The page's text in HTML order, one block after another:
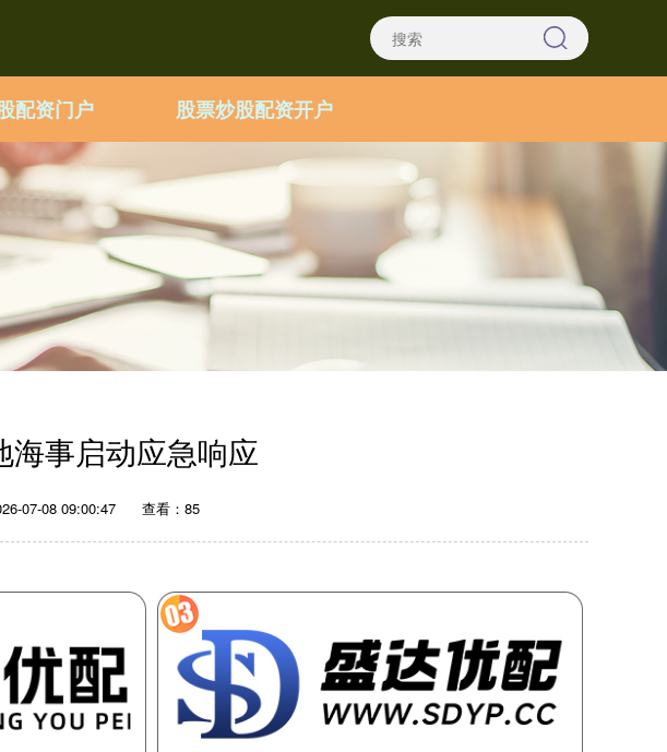
配资门户 股票炒股配资开户
事启动应急响应
07-08 09:00:47 查看：85